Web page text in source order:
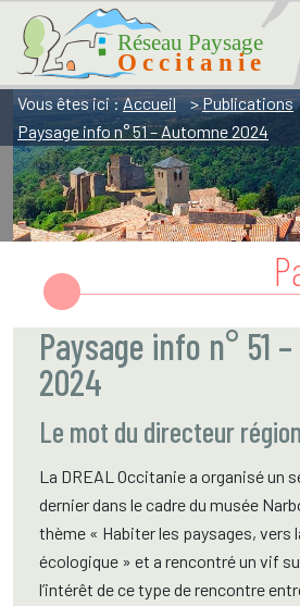
Aller
navigation
Aller
recherche
Aller
contenu
Réseau Paysage Occitanie
Vous êtes ici :Accueil >Publications
Paysage info n° 51 – Automne 2024
Paysage info n° 51
2024
Le mot du directeur
La DREAL Occitanie a organisé un
dernier dans le cadre du musée
thème « Habiter les paysages, vers
écologique » et a rencontré un vif
l’intérêt de ce type de rencontre